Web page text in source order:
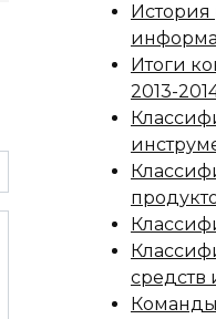
История
Итоги
2013-
средств